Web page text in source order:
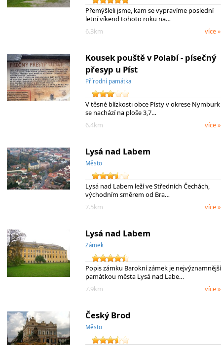
Přemýšleli jsme, kam se vypravíme poslední
letní víkend tohoto roku na…
6.3km
více »
Kousek pouště v Polabí - písečný
přesyp u Píst
Přírodní památka
V těsné blízkosti obce Písty v okrese Nymburk
se nachází na ploše 3,7…
6.4km
více »
Lysá nad Labem
Město
Lysá nad Labem leží ve Středních Čechách,
východním směrem od Bra…
7.5km
více »
Lysá nad Labem
Zámek
Popis zámku Barokní zámek je nejvýznamnější
památkou města Lysá nad Labe…
7.9km
více »
Český Brod
Město